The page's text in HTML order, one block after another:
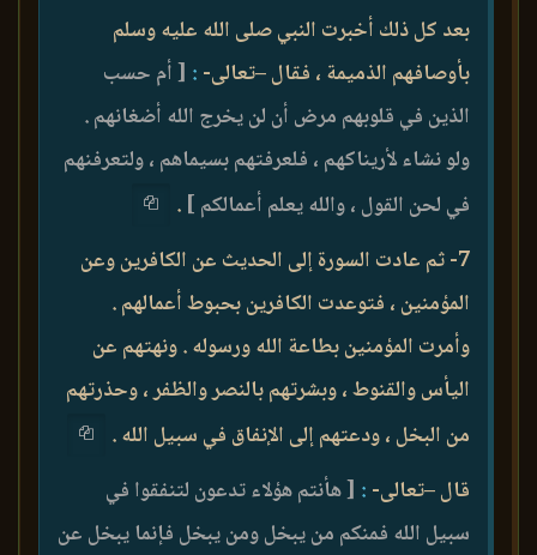
بعد كل ذلك أخبرت النبي صلى الله عليه وسلم
بأوصافهم الذميمة ، فقال –تعالى- : [ أم حسب
الذين في قلوبهم مرض أن لن يخرج الله أضغانهم .
ولو نشاء لأريناكهم ، فلعرفتهم بسيماهم ، ولتعرفنهم
في لحن القول ، والله يعلم أعمالكم ] .
7- ثم عادت السورة إلى الحديث عن الكافرين وعن
المؤمنين ، فتوعدت الكافرين بحبوط أعمالهم .
وأمرت المؤمنين بطاعة الله ورسوله . ونهتهم عن
اليأس والقنوط ، وبشرتهم بالنصر والظفر ، وحذرتهم
من البخل ، ودعتهم إلى الإنفاق في سبيل الله .
قال –تعالى- : [ هأنتم هؤلاء تدعون لتنفقوا في
سبيل الله فمنكم من يبخل ومن يبخل فإنما يبخل عن